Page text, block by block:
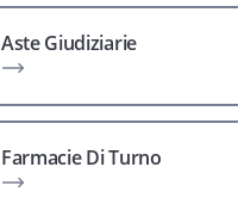
Aste Giudiziarie
Farmacie Di Turno